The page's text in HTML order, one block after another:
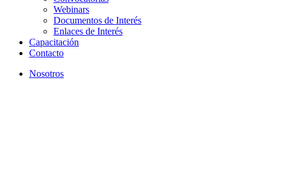
Webinars
Documentos de Interés
Enlaces de Interés
Capacitación
Contacto
Nosotros